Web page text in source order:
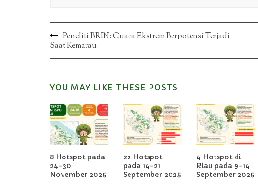
Post
navigation
Peneliti BRIN: Cuaca Ekstrem Berpotensi Terjadi
Saat Kemarau
YOU MAY LIKE THESE POSTS
8 Hotspot pada
24-30
November 2025
22 Hotspot
pada 14-21
September 2025
4 Hotspot di
Riau pada 9-14
September 2025